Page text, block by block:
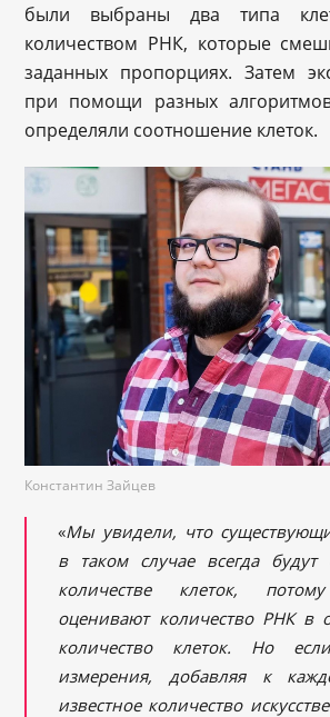
были выбраны два типа
количеством РНК, которые
заданных пропорциях. Затем
при помощи разных
определяли соотношение клеток.
Константин Зайцев
«Мы увидели, что
в таком случае всегда будут
количестве клеток,
оценивают количество РНК в
количество клеток. Но
измерения, добавляя к
известное количество